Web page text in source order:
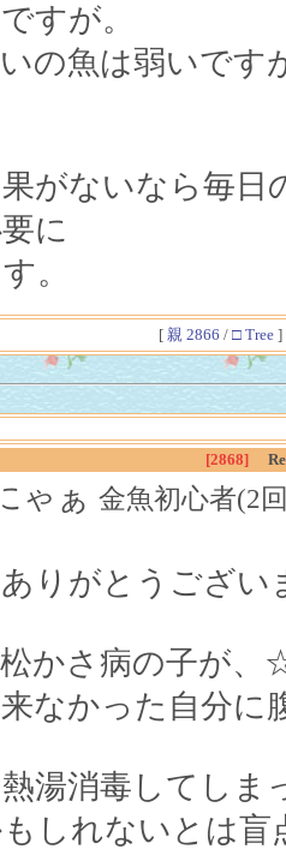
すが。
の魚は弱いです
がないなら毎
に
。
[ 親 2866 / □ Tree]
[2868]
ゃぁ 金魚初心者(2
りがとうござい
かさ病の子が
なかった自分に
湯消毒してし
しれないとは盲